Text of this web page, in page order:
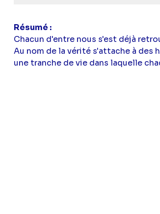
Résumé
Chacun d'entre nous s'est déjà
Au nom de la vérité s'attache à des
une tranche de vie dans laquelle